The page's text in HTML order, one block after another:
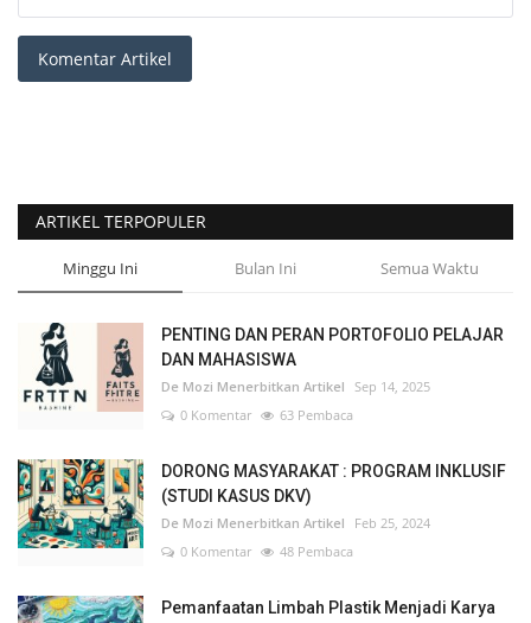
Komentar Artikel
ARTIKEL TERPOPULER
Minggu Ini Bulan Ini Semua Waktu
PENTING DAN PERAN PORTOFOLIO PELAJAR
DAN MAHASISWA
De Mozi Menerbitkan Artikel Sep 14, 2025
0 Komentar
63 Pembaca
DORONG MASYARAKAT : PROGRAM INKLUSIF
(STUDI KASUS DKV)
De Mozi Menerbitkan Artikel
Feb 25, 2024
0 Komentar
48 Pembaca
Pemanfaatan Limbah Plastik Menjadi Karya